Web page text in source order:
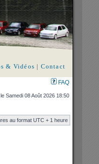
& Vidéos | Contact
FAQ
Samedi 08 Août 2026 18:50
au format UTC + 1 heure